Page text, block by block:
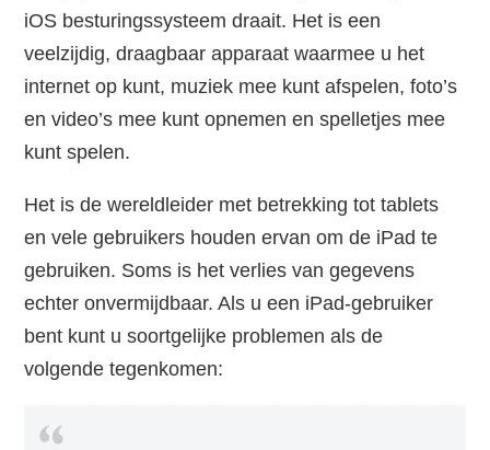
iOS besturingssysteem draait. Het is een
veelzijdig, draagbaar apparaat waarmee u het
internet op kunt, muziek mee kunt afspelen, foto’s
en video’s mee kunt opnemen en spelletjes mee
kunt spelen.
Het is de wereldleider met betrekking tot tablets
en vele gebruikers houden ervan om de iPad te
gebruiken. Soms is het verlies van gegevens
echter onvermijdbaar. Als u een iPad-gebruiker
bent kunt u soortgelijke problemen als de
volgende tegenkomen: